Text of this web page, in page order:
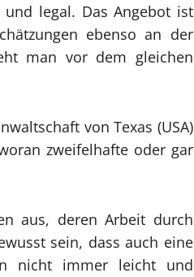
legal. Das Angebot ist
ebenso an der
man vor dem gleichen
von Texas (USA)
zweifelhafte oder gar
aus, deren Arbeit durch
sein, dass auch eine
nicht immer leicht und